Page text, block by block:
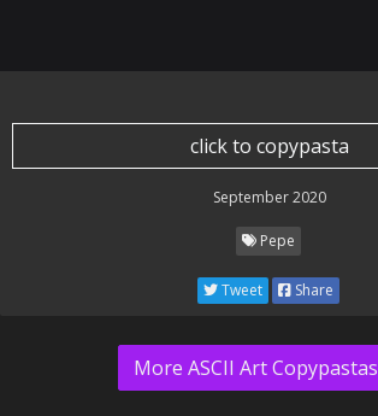
click to copypasta
September 2020
Pepe
Tweet Share
More ASCII Art Copypastas